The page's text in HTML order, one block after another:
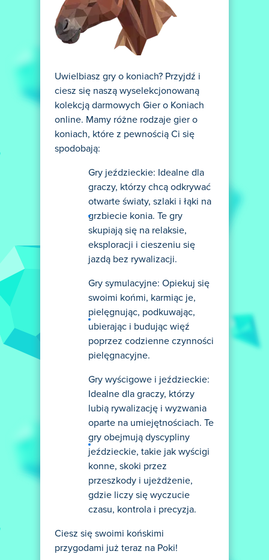
Uwielbiasz gry o koniach? Przyjdź i
ciesz się naszą wyselekcjonowaną
kolekcją darmowych Gier o Koniach
online. Mamy różne rodzaje gier o
koniach, które z pewnością Ci się
spodobają:
Gry jeździeckie: Idealne dla
graczy, którzy chcą odkrywać
otwarte światy, szlaki i łąki na
grzbiecie konia. Te gry
skupiają się na relaksie,
eksploracji i cieszeniu się
jazdą bez rywalizacji.
Gry symulacyjne: Opiekuj się
swoimi końmi, karmiąc je,
pielęgnując, podkuwając,
ubierając i budując więź
poprzez codzienne czynności
pielęgnacyjne.
Gry wyścigowe i jeździeckie:
Idealne dla graczy, którzy
lubią rywalizację i wyzwania
oparte na umiejętnościach. Te
gry obejmują dyscypliny
jeździeckie, takie jak wyścigi
konne, skoki przez
przeszkody i ujeżdżenie,
gdzie liczy się wyczucie
czasu, kontrola i precyzja.
Ciesz się swoimi końskimi
przygodami już teraz na Poki!